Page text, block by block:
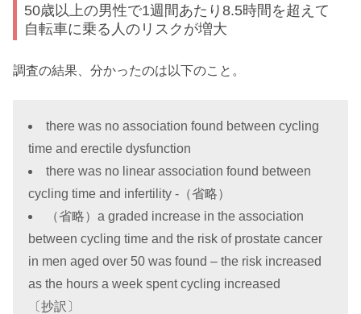
50歳以上の男性で1週間あたり8.5時間を超えて
自転車に乗る人のリスクが増大
調査の結果、分かったのは以下のこと。
there was no association found between cycling
time and erectile dysfunction
there was no linear association found between
cycling time and infertility -（省略）
（省略）a graded increase in the association
between cycling time and the risk of prostate cancer
in men aged over 50 was found – the risk increased
as the hours a week spent cycling increased
〔抄訳〕